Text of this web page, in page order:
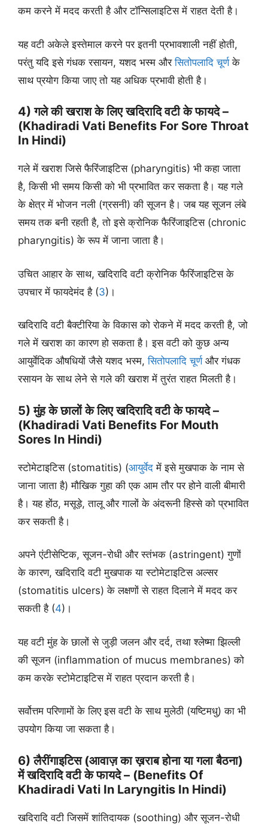
कम करने में मदद करती है और टॉन्सिलाइटिस में राहत देती है।
यह वटी अकेले इस्तेमाल करने पर इतनी प्रभावशाली नहीं होती,
परंतु यदि इसे गंधक रसायन, यशद भस्म औरसितोपलादि चूर्णके
साथ प्रयोग किया जाए तो यह अधिक प्रभावी होती है।
4) गले की खराश के लिए खदिरादि वटी के फायदे –
(Khadiradi Vati Benefits For Sore Throat
In Hindi)
गले में खराश जिसे फैरिंजाइटिस (pharyngitis) भी कहा जाता
है, किसी भी समय किसी को भी प्रभावित कर सकता है। यह गले
के क्षेत्र में भोजन नली (ग्रसनी) की सूजन है। जब यह सूजन लंबे
समय तक बनी रहती है, तो इसे क्रोनिक फैरिंजाइटिस (chronic
pharyngitis) के रूप में जाना जाता है।
उचित आहार के साथ, खदिरादि वटी क्रोनिक फैरिंजाइटिस के
उपचार में फायदेमंद है (3)।
खदिरादि वटी बैक्टीरिया के विकास को रोकने में मदद करती है, जो
गले में खराश का कारण हो सकता है। इस वटी को कुछ अन्य
आयुर्वेदिक औषधियों जैसे यशद भस्म,सितोपलादि चूर्ण और गंधक
रसायन के साथ लेने से गले की खराश में तुरंत राहत मिलती है।
5) मुंह के छालों के लिए खदिरादि वटी के फायदे –
(Khadiradi Vati Benefits For Mouth
Sores In Hindi)
स्टोमेटाइटिस (stomatitis) (आयुर्वेदमें इसे मुखपाक के नाम से
जाना जाता है) मौखिक गुहा की एक आम तौर पर होने वाली बीमारी
है। यह होंठ, मसूड़े, तालू और गालों के अंदरूनी हिस्से को प्रभावित
कर सकती है।
अपने एंटीसेप्टिक, सूजन-रोधी और स्तंभक (astringent) गुणों
के कारण, खदिरादि वटी मुखपाक या स्टोमेटाइटिस अल्सर
(stomatitis ulcers) के लक्षणों से राहत दिलाने में मदद कर
सकती है (4)।
यह वटी मुंह के छालों से जुड़ी जलन और दर्द, तथा श्लेष्मा झिल्ली
की सूजन (inflammation of mucus membranes) को
कम करके स्टोमेटाइटिस में राहत प्रदान करती है।
सर्वोत्तम परिणामों के लिए इस वटी के साथ मुलेठी (यष्टिमधु) का भी
उपयोग किया जा सकता है।
6) लैरींगाइटिस (आवाज़ का ख़राब होना या गला बैठना)
में खदिरादि वटी के फायदे – (Benefits Of
Khadiradi Vati In Laryngitis In Hindi)
खदिरादि वटी जिसमें शांतिदायक (soothing) और सूजन-रोधी